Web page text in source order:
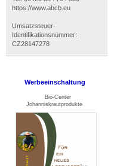
https://www.abcb.eu
Umsatzsteuer-
Identifikationsnummer:
CZ28147278
Werbeeinschaltung
Bio-Center
Johanniskrautprodukte